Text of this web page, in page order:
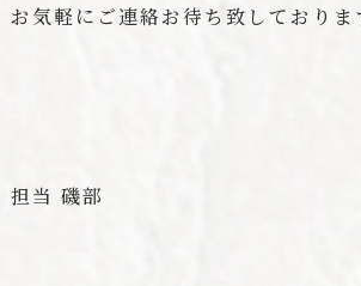
お気軽にご連絡お待ち致しておりま
担当 磯部